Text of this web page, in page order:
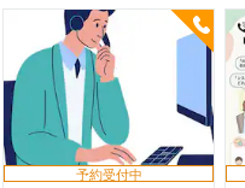
予約受付中